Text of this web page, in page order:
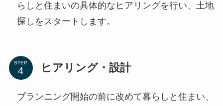
らしと住まいの具体的なヒアリングを行い、土地
探しをスタートします。
STEP ヒアリング・設計
プランニング開始の前に改めて暮らしと住まい、